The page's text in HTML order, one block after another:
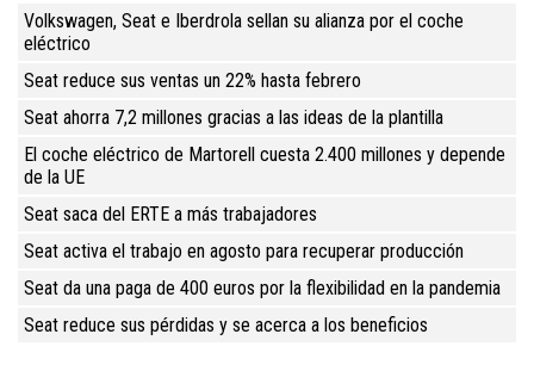
Volkswagen, Seat e Iberdrola sellan su alianza por el coche
eléctrico
Seat reduce sus ventas un 22% hasta febrero
Seat ahorra 7,2 millones gracias a las ideas de la plantilla
El coche eléctrico de Martorell cuesta 2.400 millones y depende
de la UE
Seat saca del ERTE a más trabajadores
Seat activa el trabajo en agosto para recuperar producción
Seat da una paga de 400 euros por la flexibilidad en la pandemia
Seat reduce sus pérdidas y se acerca a los beneficios